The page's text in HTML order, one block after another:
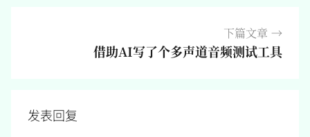
下篇文章
借助AI写了个多声道音频测试工具
发表回复